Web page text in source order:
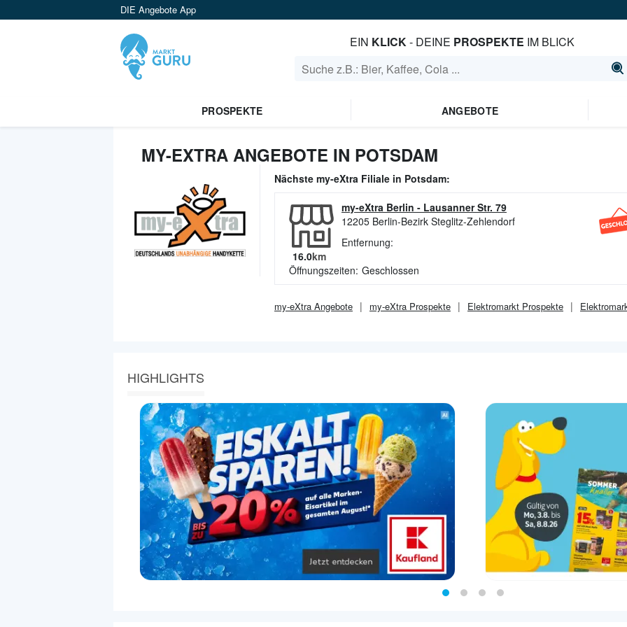
DIE Angebote App
EIN KLICK- DEINE PROSPEKTE IM BLICK
PROSPEKTE ANGEBOTE
MY-EXTRA ANGEBOTE IN POTSDAM
Nächste my-eXtra Filiale in Potsdam:
my-eXtra Berlin - Lausanner Str. 79
12205 Berlin-Bezirk Steglitz-Zehlendorf
Entfernung:
16.0km
Öffnungszeiten: Geschlossen
my-eXtra Angebote my-eXtra Prospekte Elektromarkt Prospekte
HIGHLIGHTS